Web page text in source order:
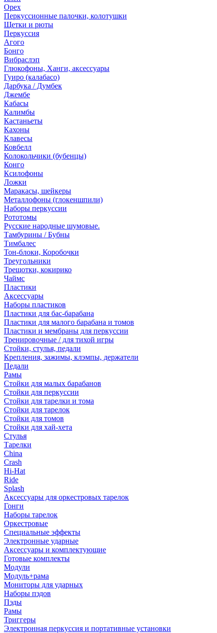
Орех
Перкуссионные палочки, колотушки
Щетки и рюты
Перкуссия
Агого
Бонго
Вибраслэп
Глюкофоны, Ханги, аксессуары
Гуиро (калабасо)
Дарбука / Думбек
Джембе
Кабасы
Калимбы
Кастаньеты
Кахоны
Клавесы
Ковбелл
Колокольчики (бубенцы)
Конго
Ксилофоны
Ложки
Маракасы, шейкеры
Металлофоны (глокеншпили)
Наборы перкуссии
Рототомы
Русские народные шумовые.
Тамбурины / Бубны
Тимбалес
Тон-блоки, Коробочки
Треугольники
Трещотки, кокирико
Чаймс
Пластики
Аксессуары
Наборы пластиков
Пластики для бас-барабана
Пластики для малого барабана и томов
Пластики и мембраны для перкуссии
Тренировочные / для тихой игры
Стойки, стулья, педали
Крепления, зажимы, клэмпы, держатели
Педали
Рамы
Стойки для малых барабанов
Стойки для перкуссии
Стойки для тарелки и тома
Стойки для тарелок
Стойки для томов
Стойки для хай-хета
Стулья
Тарелки
China
Crash
Hi-Hat
Ride
Splash
Аксессуары для оркестровых тарелок
Гонги
Наборы тарелок
Оркестровые
Специальные эффекты
Электронные ударные
Аксессуары и комплектующие
Готовые комплекты
Модули
Модуль+рама
Мониторы для ударных
Наборы пэдов
Пэды
Рамы
Триггеры
Электронная перкуссия и портативные установки